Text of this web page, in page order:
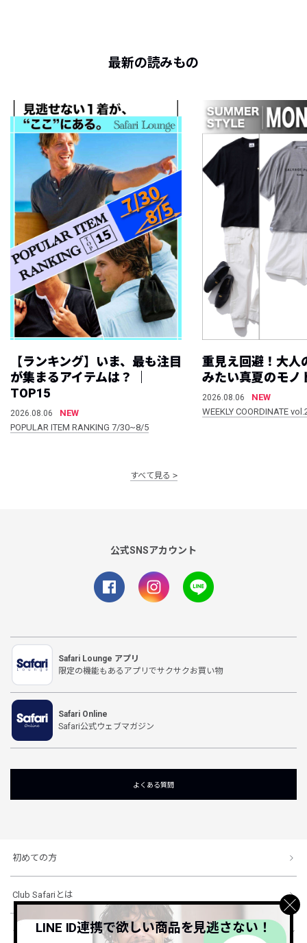
最新の読みもの
【ランキング】いま、最も注目
が集まるアイテムは？ ｜
TOP15
2026.08.06
NEW
POPULAR ITEM RANKING 7/30~8/5
重見え回避！大人
みたい真夏のモノ
2026.08.06
NEW
WEEKLY COORDINATE
すべて見る
公式SNSアカウント
Safari Lounge アプリ
限定の機能もあるアプリでサクサクお買い物
Safari Online
Safari公式ウェブマガジン
よくある質問
初めての方
Club Safariとは
ショッピングガイド
LINE ID連携で欲しい商品を見逃さない！